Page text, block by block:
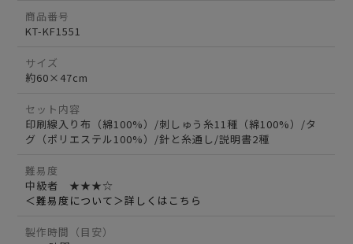
商品番号
KT-KF1551
サイズ
約60×47cm
セット内容
印刷線入り布（綿100%）/刺しゅう糸11種（綿100%）/タ
グ（ポリエステル100%）/針と糸通し/説明書2種
難易度
中級者 ★★★☆
＜難易度について＞詳しくはこちら
製作時間（目安）